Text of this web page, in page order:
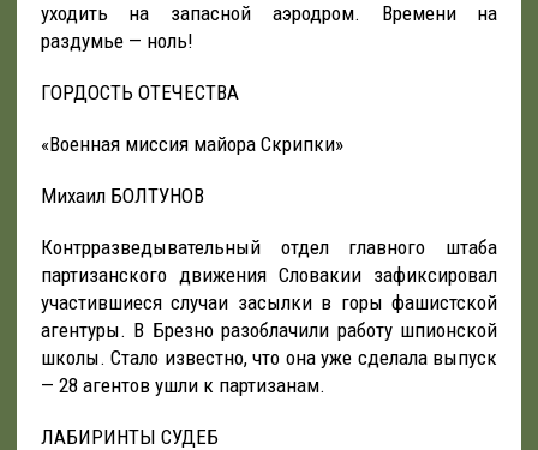
уходить на запасной аэродром. Времени на
раздумье — ноль!
ГОРДОСТЬ ОТЕЧЕСТВА
«Военная миссия майора Скрипки»
Михаил БОЛТУНОВ
Контрразведывательный отдел главного штаба
партизанского движения Словакии зафиксировал
участившиеся случаи засылки в горы фашистской
агентуры. В Брезно разоблачили работу шпионской
школы. Стало известно, что она уже сделала выпуск
— 28 агентов ушли к партизанам.
ЛАБИРИНТЫ СУДЕБ